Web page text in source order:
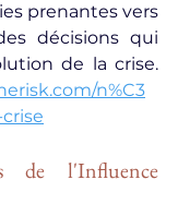
prenantes vers
décisions qui
n%C3
de l'Influence